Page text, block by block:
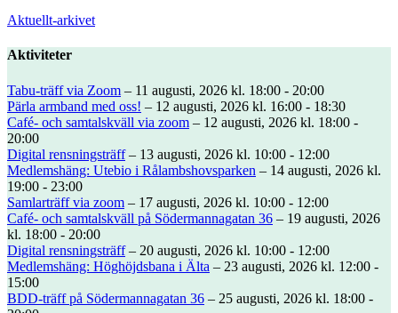
Aktuellt-arkivet
Aktiviteter
Tabu-träff via Zoom – 11 augusti, 2026 kl. 18:00 - 20:00
Pärla armband med oss! – 12 augusti, 2026 kl. 16:00 - 18:30
Café- och samtalskväll via zoom – 12 augusti, 2026 kl. 18:00 -
20:00
Digital rensningsträff– 13 augusti, 2026 kl. 10:00 - 12:00
Medlemshäng: Utebio i Rålambshovsparken – 14 augusti, 2026 kl.
19:00 - 23:00
Samlarträff via zoom – 17 augusti, 2026 kl. 10:00 - 12:00
Café- och samtalskväll på Södermannagatan 36 – 19 augusti, 2026
kl. 18:00 - 20:00
Digital rensningsträff– 20 augusti, 2026 kl. 10:00 - 12:00
Medlemshäng: Höghöjdsbana i Älta – 23 augusti, 2026 kl. 12:00 -
15:00
BDD-träff på Södermannagatan 36 – 25 augusti, 2026 kl. 18:00 -